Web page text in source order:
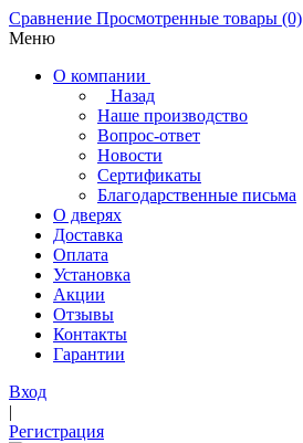
Сравнение Просмотренные товары (0)
Меню
О компании
Назад
Наше производство
Вопрос-ответ
Новости
Сертификаты
Благодарственные письма
О дверях
Доставка
Оплата
Установка
Акции
Отзывы
Контакты
Гарантии
Вход
|
Регистрация